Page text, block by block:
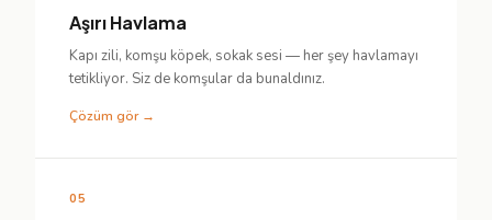
Aşırı Havlama
Kapı zili, komşu köpek, sokak sesi — her şey havlamayı
tetikliyor. Siz de komşular da bunaldınız.
Çözüm gör →
05